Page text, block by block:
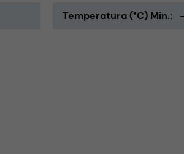
Temperatura (°C) Min.